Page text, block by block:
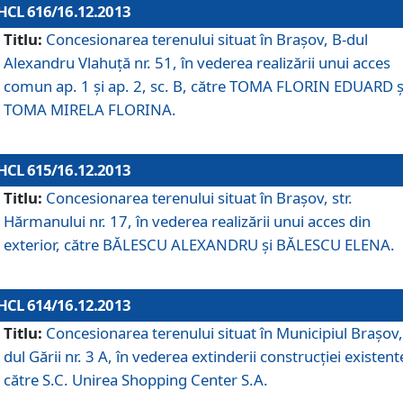
616/16.12.2013
Titlu: Concesionarea terenului situat în Braşov, B-dul
Alexandru Vlahuţă nr. 51, în vederea realizării unui acces
comun ap. 1 şi ap. 2, sc. B, către TOMA FLORIN EDUARD
TOMA MIRELA FLORINA.
615/16.12.2013
Titlu: Concesionarea terenului situat în Braşov, str.
Hărmanului nr. 17, în vederea realizării unui acces din
exterior, către BĂLESCU ALEXANDRU şi BĂLESCU ELENA.
614/16.12.2013
Titlu: Concesionarea terenului situat în Municipiul
dul Gării nr. 3 A, în vederea extinderii construcţiei
către S.C. Unirea Shopping Center S.A.